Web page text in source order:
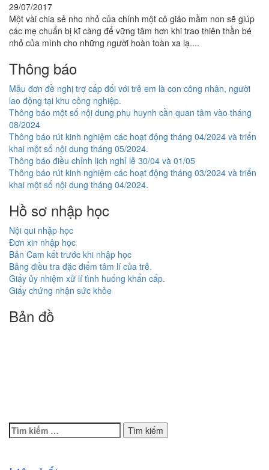
29/07/2017
Một vài chia sẻ nho nhỏ của chính một cô giáo mầm non sẽ giúp
các mẹ chuẩn bị kĩ càng để vững tâm hơn khi trao thiên thần bé
nhỏ của mình cho những người hoàn toàn xa lạ....
Thông báo
Mẫu đơn đề nghị trợ cấp đối với trẻ em là con công nhân, người
lao động tại khu công nghiệp.
Thông báo một số nội dung phụ huynh cần quan tâm vào tháng
08/2024
Thông báo rút kinh nghiệm các hoạt động tháng 04/2024 và triển
khai một số nội dung tháng 05/2024.
Thông báo điều chỉnh lịch nghỉ lễ 30/04 và 01/05
Thông báo rút kinh nghiệm các hoạt động tháng 03/2024 và triển
khai một số nội dung tháng 04/2024.
Hồ sơ nhập học
Nội qui nhập học
Đơn xin nhập học
Bản Cam kết trước khi nhập học
Bảng điều tra đặc điểm tâm lí của trẻ.
Giấy ủy nhiệm xử lí tình huống khẩn cấp.
Giấy chứng nhận sức khỏe
Bản đồ
Tìm
kiếm